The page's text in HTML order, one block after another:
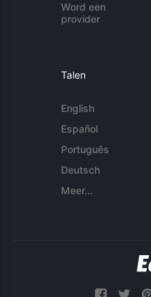
Word een
provider
Talen
English
Español
Português
Deutsch
Meer...